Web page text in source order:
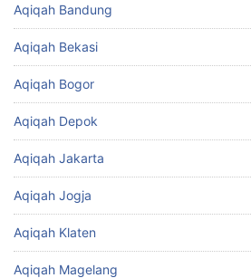
Aqiqah Bandung
Aqiqah Bekasi
Aqiqah Bogor
Aqiqah Depok
Aqiqah Jakarta
Aqiqah Jogja
Aqiqah Klaten
Aqiqah Magelang